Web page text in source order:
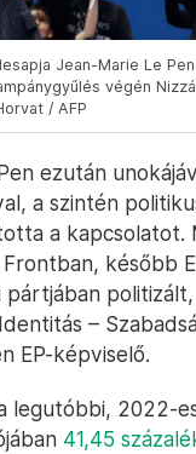
Jean-Marie Le
végén
/ AFP
ezután
a szintén
a kapcsolatot.
később
pártjában
–
EP-képviselő.
legutóbbi, 2022-
41,45